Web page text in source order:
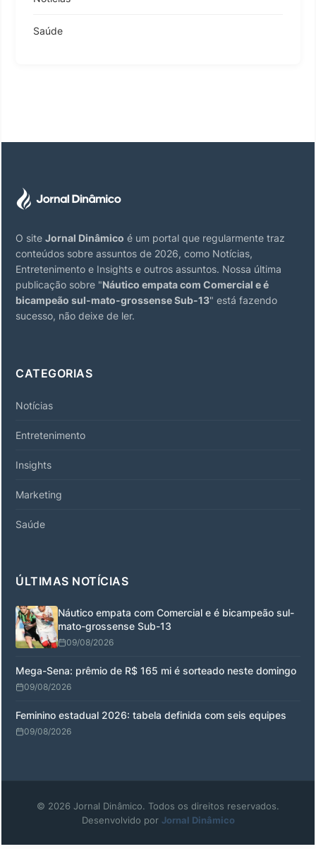
Saúde
O site Jornal Dinâmico é um portal que regularmente traz
conteúdos sobre assuntos de 2026, como Notícias,
Entretenimento e Insights e outros assuntos. Nossa última
publicação sobre "Náutico empata com Comercial e é
bicampeão sul-mato-grossense Sub-13" está fazendo
sucesso, não deixe de ler.
CATEGORIAS
Notícias
Entretenimento
Insights
Marketing
Saúde
ÚLTIMAS NOTÍCIAS
Náutico empata com Comercial e é bicampeão sul-
mato-grossense Sub-13
09/08/2026
Mega-Sena: prêmio de R$ 165 mi é sorteado neste domingo
09/08/2026
Feminino estadual 2026: tabela definida com seis equipes
09/08/2026
© 2026 Jornal Dinâmico. Todos os direitos reservados.
Desenvolvido por Jornal Dinâmico